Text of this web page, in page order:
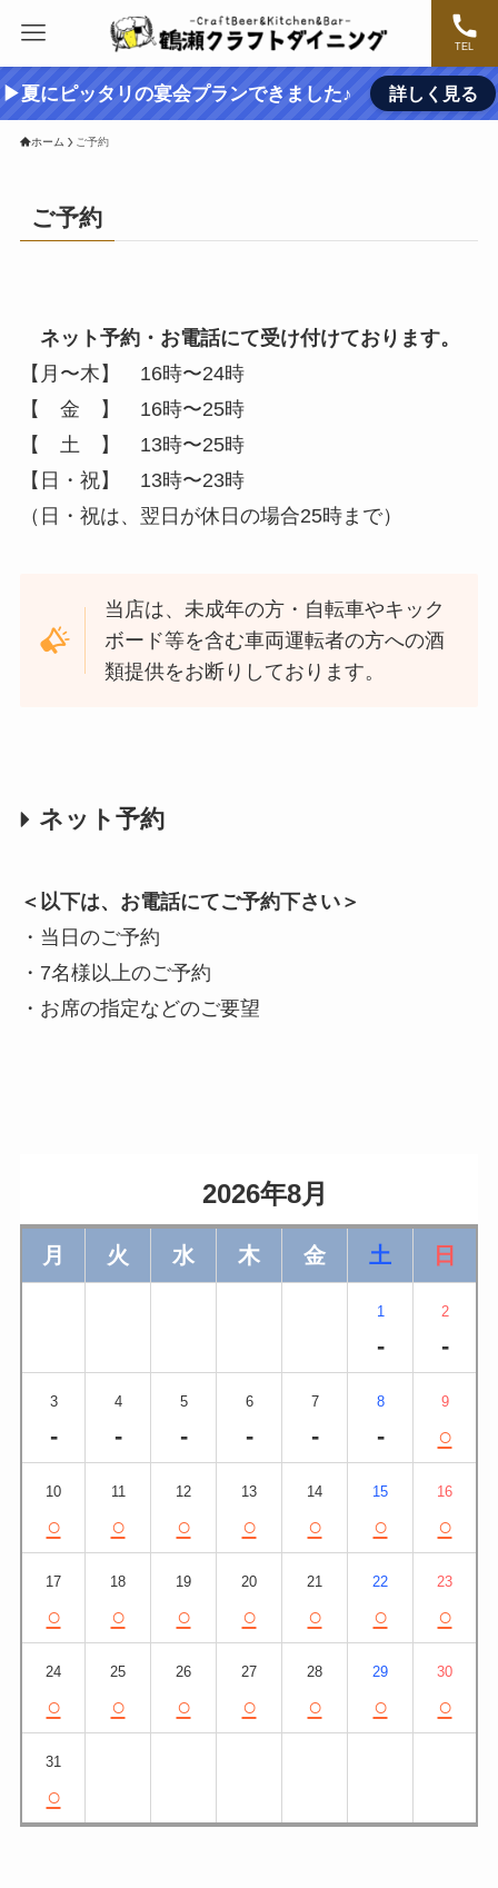
TEL
▶夏にピッタリの宴会プランできました♪ 詳しく見る
ホーム ご予約
ご予約
ネット予約・お電話にて受け付けております。
【月〜木】 16時〜24時
【 金 】 16時〜25時
【 土 】 13時〜25時
【日・祝】 13時〜23時
（日・祝は、翌日が休日の場合25時まで）
当店は、未成年の方・自転車やキック
ボード等を含む車両運転者の方への酒
類提供をお断りしております。
ネット予約
＜以下は、お電話にてご予約下さい＞
・当日のご予約
・7名様以上のご予約
・お席の指定などのご要望
                    2026年8月
月 火 水 木 金 土 日
1
-
2
-
3
-
4
-
5
-
6
-
7
-
8
-
9
○
10
○
11
○
12
○
13
○
14
○
15
○
16
○
17
○
18
○
19
○
20
○
21
○
22
○
23
○
24
○
25
○
26
○
27
○
28
○
29
○
30
○
31
○